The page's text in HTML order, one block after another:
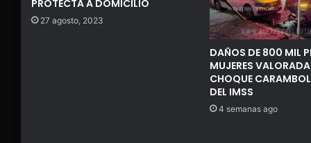
PROTECTA A DOMICILIO
27 agosto, 2023
DAÑOS DE 800 MIL
MUJERES
CHOQUE
DEL IMSS
4 semanas ago